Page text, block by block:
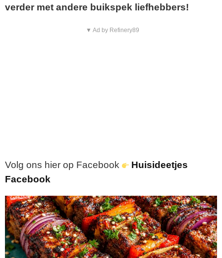
verder met andere buikspek liefhebbers!
▼ Ad by Refinery89
Volg ons hier op Facebook
Huisideetjes
Facebook